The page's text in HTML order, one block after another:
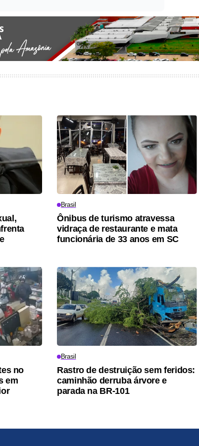
Brasil
Ônibus de turismo atravessa
vidraça de restaurante e mata
funcionária de 33 anos em SC
no
em
Brasil
Rastro de destruição sem feridos:
caminhão derruba árvore e
parada na BR-101